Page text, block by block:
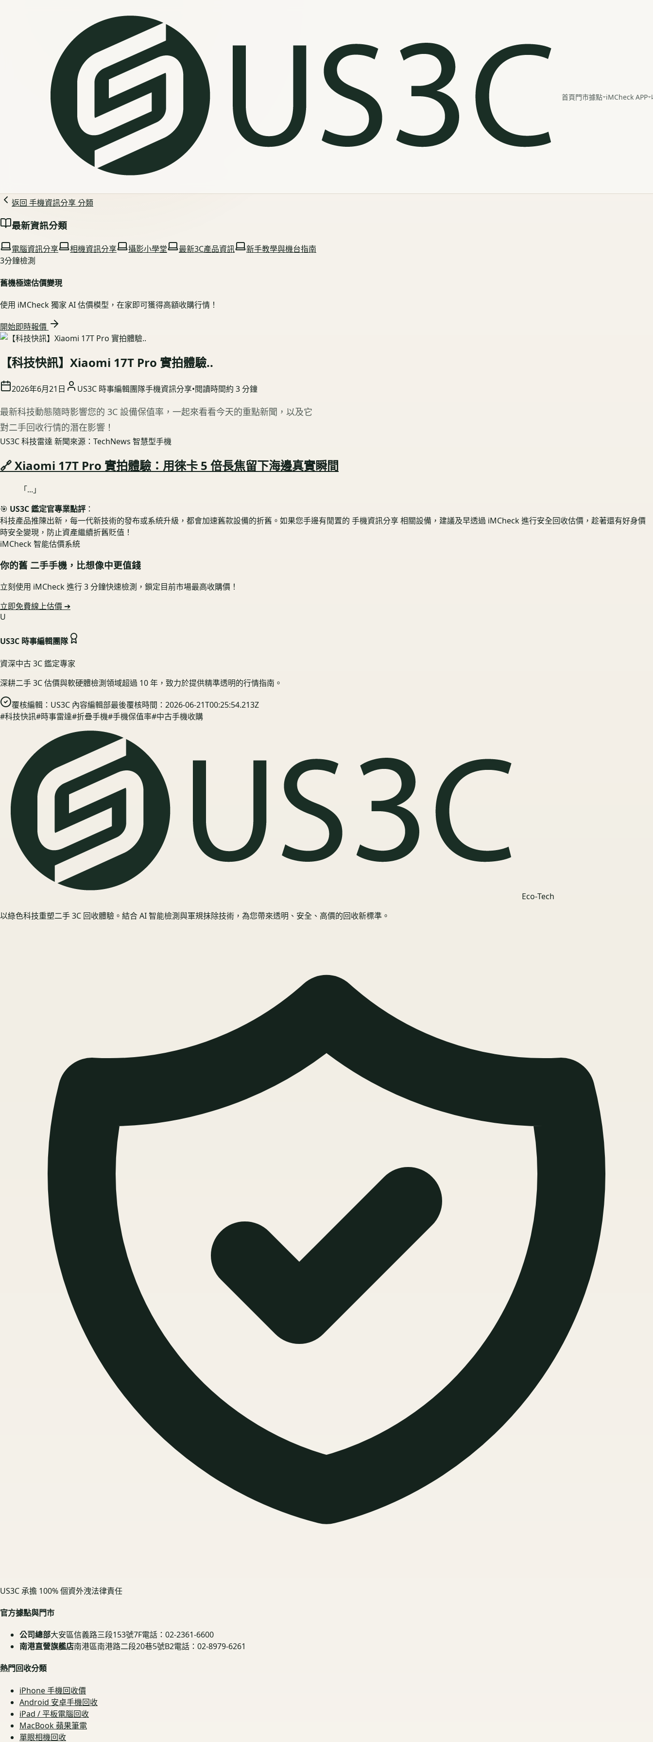
首頁門市據點 iMCheck APP
返回 手機資訊分享分類
最新資訊分類
電腦資訊分享 相機資訊分享 攝影小學堂 最新3C產品資訊
新手教學與機台指南
3分鐘檢測
舊機極速估價變現
使用 iMCheck 獨家 AI 估價模型，在家即可獲得高額收購行情！
開始即時報價
【科技快訊】Xiaomi 17T Pro 實拍體驗..
2026年6月21日 US3C 時事編輯團隊手機資訊分享•閱讀時間約 3分鐘
最新科技動態隨時影響您的 3C 設備保值率，一起來看看今天的重點新聞，以及它
對二手回收行情的潛在影響！
US3C 科技雷達 新聞來源：TechNews 智慧型手機
🔗 Xiaomi 17T Pro 實拍體驗：用徠卡 5 倍長焦留下海邊真實瞬間
「...」
🎯 US3C 鑑定官專業點評 ：
科技產品推陳出新，每一代新技術的發布或系統升級，都會加速舊款設備的折舊。如果您手邊有閒置的 手機資訊分享 相關設備，建議及早透過 iMCheck 進行安全回收估價，趁著還有好身價
時安全變現，防止資產繼續折舊貶值！
iMCheck 智能估價系統
你的舊 二手手機 ，比想像中更值錢
立刻使用 iMCheck 進行 3 分鐘快速檢測，鎖定目前市場最高收購價！
立即免費線上估價 ➔
U
US3C 時事編輯團隊
資深中古 3C 鑑定專家
深耕二手 3C 估價與軟硬體檢測領域超過 10 年，致力於提供精準透明的行情指南。
覆核編輯： US3C 內容編輯部最後覆核時間： 2026-06-21T00:25:54.213Z
#科技快訊#時事雷達#折疊手機#手機保值率#中古手機收購
Eco‑Tech
以綠色科技重塑二手 3C 回收體驗。結合 AI 智能檢測與軍規抹除技術，為您帶來透明、安全、高價的回收新標準。
US3C 承擔 100% 個資外洩法律責任
官方據點與門市
公司總部大安區信義路三段153號7F電話：02-2361-6600
南港直營旗艦店南港區南港路二段20巷5號B2電話：02-8979-6261
熱門回收分類
iPhone 手機回收價
Android 安卓手機回收
iPad / 平板電腦回收
MacBook 蘋果筆電
單眼相機回收